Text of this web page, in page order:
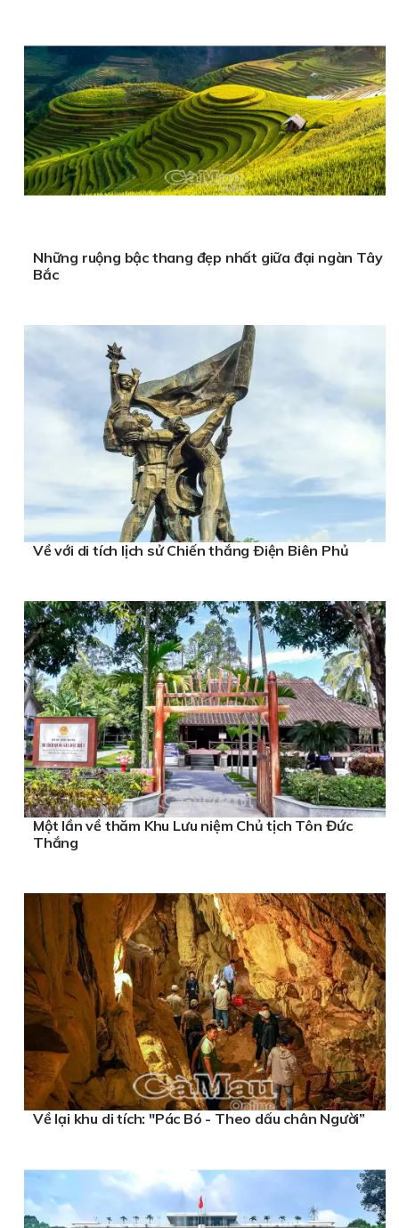
Những ruộng bậc thang đẹp nhất giữa đại ngàn Tây
Bắc
Về với di tích lịch sử Chiến thắng Ðiện Biên Phủ
Một lần về thăm Khu Lưu niệm Chủ tịch Tôn Đức
Thắng
Về lại khu di tích: "Pác Bó - Theo dấu chân Người”